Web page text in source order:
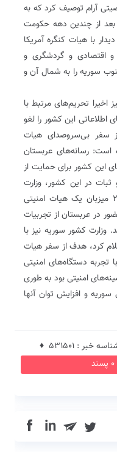
آرام توصیف کرد که به
بعد از چندین دهه حکومت
با هیات کنگره آمریکا
و اقتصادی و گردشگری و
سوریه را به شمال آن و
اخیرا تحریم‌های مرتبط با
اطلاعاتی این کشور را لغو
سفر بی‌سروصدای هیات
رسانه‌های عربستان
این کشور برای حمایت از
ثبات در این کشور، وزارت
کشور عربستان از 14 تا 16 آوریل 2025 میزبان یک هیات امنیتی
در عربستان از تجربیات
وزارت کشور سوریه نیز با
کرد، هدف از سفر هیات
تجربه دستگاه‌های امنیتی
امنیتی بود به طوری
و افزایش توان آنها
0 پسند
شناسه خبر : 531501 ♦
in